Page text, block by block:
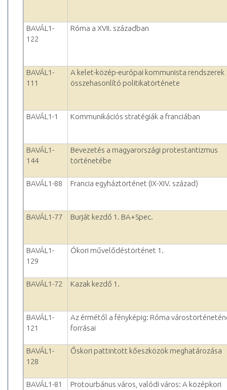
BAVÁL1-
122
Róma a XVII. században
BAVÁL1-
111
A kelet-közép-európai kommunista rendszerek
összehasonlító politikatörténete
BAVÁL1-1 Kommunikációs stratégiák a franciában
BAVÁL1-
144
Bevezetés a magyarországi protestantizmus
történetébe
BAVÁL1-88 Francia egyháztörténet (IX-XIV. század)
BAVÁL1-77 Burját kezdő 1. BA+Spec.
BAVÁL1-
129
Ókori művelődéstörténet 1.
BAVÁL1-72 Kazak kezdő 1.
BAVÁL1-
121
Az érmétől a fényképig: Róma
forrásai
BAVÁL1-
128
Őskori pattintott kőeszközök meghatározása
BAVÁL1-81
Protourbánus város, valódi város: A középkori